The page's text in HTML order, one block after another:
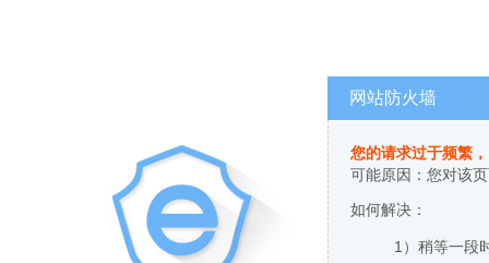
网站防火墙
您的请求过于频繁
可能原因：您对该
如何解决：
1）稍等一段